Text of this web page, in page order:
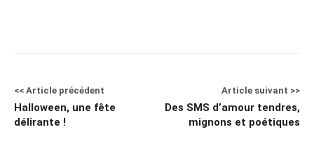
<< Article précédent
Halloween, une fête
délirante !
Article suivant >>
Des SMS d’amour tendres,
mignons et poétiques